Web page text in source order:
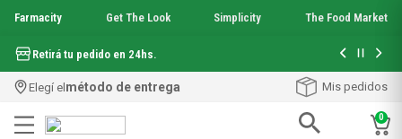
Farmacity Get The Look Simplicity The Food Market
Retirá tu pedido en 24hs. Hasta 6
Elegí elmétodo de entrega Mis pedidos
0